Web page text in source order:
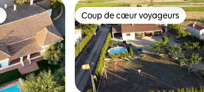
Coup de cœur voyageurs
Coup de cœur voyageurs